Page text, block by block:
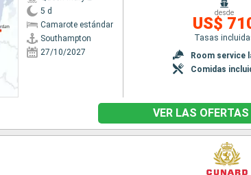
5 d
Camarote estándar
Southampton
27/10/2027
desde
US$
Tasas
Room service
Comidas
VER LAS OFERTAS